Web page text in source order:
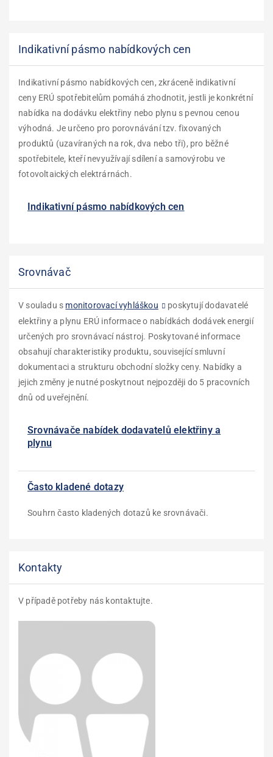
Indikativní pásmo nabídkových cen
Indikativní pásmo nabídkových cen, zkráceně indikativní
ceny ERÚ spotřebitelům pomáhá zhodnotit, jestli je konkrétní
nabídka na dodávku elektřiny nebo plynu s pevnou cenou
výhodná. Je určeno pro porovnávání tzv. fixovaných
produktů (uzavíraných na rok, dva nebo tři), pro běžné
spotřebitele, kteří nevyužívají sdílení a samovýrobu ve
fotovoltaických elektrárnách.
Indikativní pásmo nabídkových cen
Srovnávač
V souladu s monitorovací vyhláškou
poskytují dodavatelé
elektřiny a plynu ERÚ informace o nabídkách dodávek energií
určených pro srovnávací nástroj. Poskytované informace
obsahují charakteristiky produktu, související smluvní
dokumentaci a strukturu obchodní složky ceny. Nabídky a
jejich změny je nutné poskytnout nejpozději do 5 pracovních
dnů od uveřejnění.
Srovnávače nabídek dodavatelů elektřiny a
plynu
Často kladené dotazy
Souhrn často kladených dotazů ke srovnávači.
Kontakty
V případě potřeby nás kontaktujte.